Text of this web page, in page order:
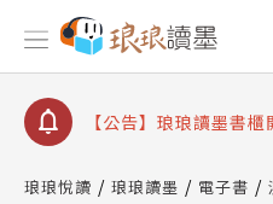
【公告】琅琅書店服務
查詢
【公告】琅琅讀墨數
【公告】琅琅讀墨書
請圖文教學
琅琅悅讀 琅琅讀墨 電子書